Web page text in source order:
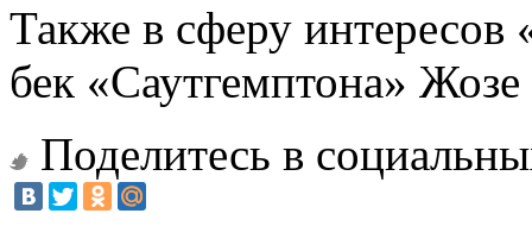
Также в сферу интересов
бек «Саутгемптона»
Поделитесь в